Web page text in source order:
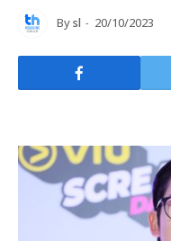
Bysl 20/10/2023